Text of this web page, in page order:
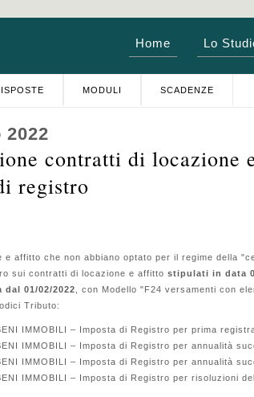
Home Lo
MODULI SCADENZE
2022
contratti di locazione
registro
affitto che non abbiano optato per il regime della
sui contratti di locazione e affitto stipulati in data
01/02/2022 , con Modello "F24 versamenti con
Tributo:
IMMOBILI – Imposta di Registro per prima
IMMOBILI – Imposta di Registro per annualità
IMMOBILI – Imposta di Registro per annualità
IMMOBILI – Imposta di Registro per risoluzioni del